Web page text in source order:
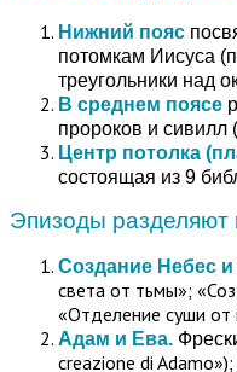
Нижний пояс
потомкам Иисуса
треугольники над
В среднем поясе
пророков и сивилл
Центр потолка
состоящая из 9
Эпизоды разделяют
Создание Небес
света от тьмы»;
«Отделение суши от
Адам и Ева.
creazione di